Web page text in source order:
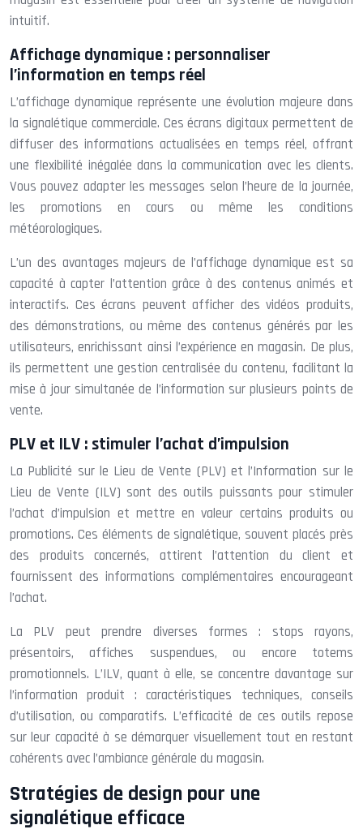
intuitif.
Affichage dynamique : personnaliser
l’information en temps réel
L’affichage dynamique représente une évolution majeure dans
la signalétique commerciale. Ces écrans digitaux permettent de
diffuser des informations actualisées en temps réel, offrant
une flexibilité inégalée dans la communication avec les clients.
Vous pouvez adapter les messages selon l’heure de la journée,
les promotions en cours ou même les conditions
météorologiques.
L’un des avantages majeurs de l’affichage dynamique est sa
capacité à capter l’attention grâce à des contenus animés et
interactifs. Ces écrans peuvent afficher des vidéos produits,
des démonstrations, ou même des contenus générés par les
utilisateurs, enrichissant ainsi l’expérience en magasin. De plus,
ils permettent une gestion centralisée du contenu, facilitant la
mise à jour simultanée de l’information sur plusieurs points de
vente.
PLV et ILV : stimuler l’achat d’impulsion
La Publicité sur le Lieu de Vente (PLV) et l’Information sur le
Lieu de Vente (ILV) sont des outils puissants pour stimuler
l’achat d’impulsion et mettre en valeur certains produits ou
promotions. Ces éléments de signalétique, souvent placés près
des produits concernés, attirent l’attention du client et
fournissent des informations complémentaires encourageant
l’achat.
La PLV peut prendre diverses formes : stops rayons,
présentoirs, affiches suspendues, ou encore totems
promotionnels. L’ILV, quant à elle, se concentre davantage sur
l’information produit : caractéristiques techniques, conseils
d’utilisation, ou comparatifs. L’efficacité de ces outils repose
sur leur capacité à se démarquer visuellement tout en restant
cohérents avec l’ambiance générale du magasin.
Stratégies de design pour une
signalétique efficace